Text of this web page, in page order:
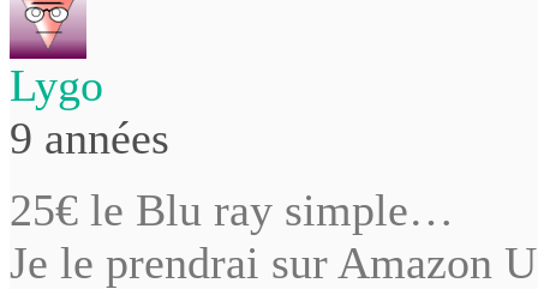
Lygo
9 années
25€ le Blu ray simple…
Je le prendrai sur Amazon